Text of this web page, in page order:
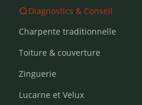
Diagnostics & Conseil
Charpente traditionnelle
Toiture & couverture
Zinguerie
Lucarne et Velux